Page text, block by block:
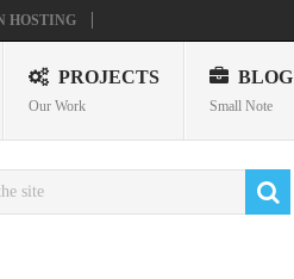
HOSTING
PROJECTS
Our Work
BLOG
Small Note